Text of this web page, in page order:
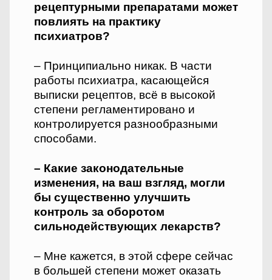
рецептурными препаратами может
повлиять на практику
психиатров?
– Принципиально никак. В части
работы психиатра, касающейся
выписки рецептов, всё в высокой
степени регламентировано и
контролируется разнообразными
способами.
– Какие законодательные
изменения, на ваш взгляд, могли
бы существенно улучшить
контроль за оборотом
сильнодействующих лекарств?
– Мне кажется, в этой сфере сейчас
в большей степени может оказать